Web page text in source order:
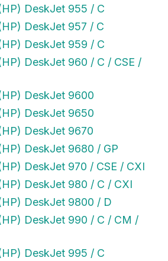
DeskJet 957 / C
DeskJet 959 / C
DeskJet 960 / C / CSE /
DeskJet 9600
DeskJet 9650
DeskJet 9670
DeskJet 9680 / GP
DeskJet 970 / CSE / CXI
DeskJet 980 / C / CXI
DeskJet 9800 / D
DeskJet 990 / C / CM /
DeskJet 995 / C